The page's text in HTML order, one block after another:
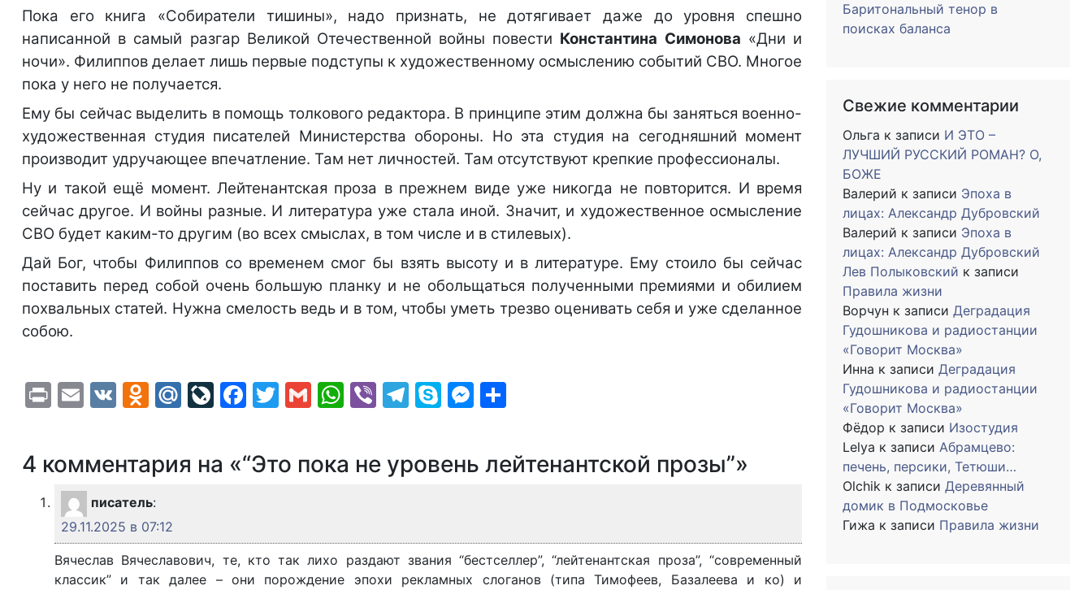
Пока его книга «Собиратели тишины», надо признать, не дотягивает даже до уровня спешно
написанной в самый разгар Великой Отечественной войны повести Константина Симонова «Дни и
ночи». Филиппов делает лишь первые подступы к художественному осмыслению событий СВО. Многое
пока у него не получается.
Ему бы сейчас выделить в помощь толкового редактора. В принципе этим должна бы заняться военно-
художественная студия писателей Министерства обороны. Но эта студия на сегодняшний момент
производит удручающее впечатление. Там нет личностей. Там отсутствуют крепкие профессионалы.
Ну и такой ещё момент. Лейтенантская проза в прежнем виде уже никогда не повторится. И время
сейчас другое. И войны разные. И литература уже стала иной. Значит, и художественное осмысление
СВО будет каким-то другим (во всех смыслах, в том числе и в стилевых).
Дай Бог, чтобы Филиппов со временем смог бы взять высоту и в литературе. Ему стоило бы сейчас
поставить перед собой очень большую планку и не обольщаться полученными премиями и обилием
похвальных статей. Нужна смелость ведь и в том, чтобы уметь трезво оценивать себя и уже сделанное
собою.
PrintEmail
VK Odnoklassniki
Mail.Ru
LiveJournal
Facebook
Twitter
GmailWhatsApp
ViberTelegram
SkypeMessenger
4 комментария на «“Это пока не уровень лейтенантской прозы”»
писатель:
29.11.2025 в 07:12
Вячеслав Вячеславович, те, кто так лихо раздают звания “бестселлер”, “лейтенантская проза”, “современный
классик” и так далее – они порождение эпохи рекламных слоганов (типа Тимофеев, Базалеева и ко) и
Баритональный тенор в
поисках баланса
Свежие комментарии
Ольга к записи И ЭТО –
ЛУЧШИЙ РУССКИЙ РОМАН? О,
БОЖЕ
Валерий к записи Эпоха в
лицах: Александр Дубровский
Валерий к записи Эпоха в
лицах: Александр Дубровский
Лев Полыковский к записи
Правила жизни
Ворчун к записи Деградация
Гудошникова и радиостанции
«Говорит Москва»
Инна к записи Деградация
Гудошникова и радиостанции
«Говорит Москва»
Фёдор к записи Изостудия
Lelya к записи Абрамцево:
печень, персики, Тетюши…
Olchik к записи Деревянный
домик в Подмосковье
Гижа к записи Правила жизни